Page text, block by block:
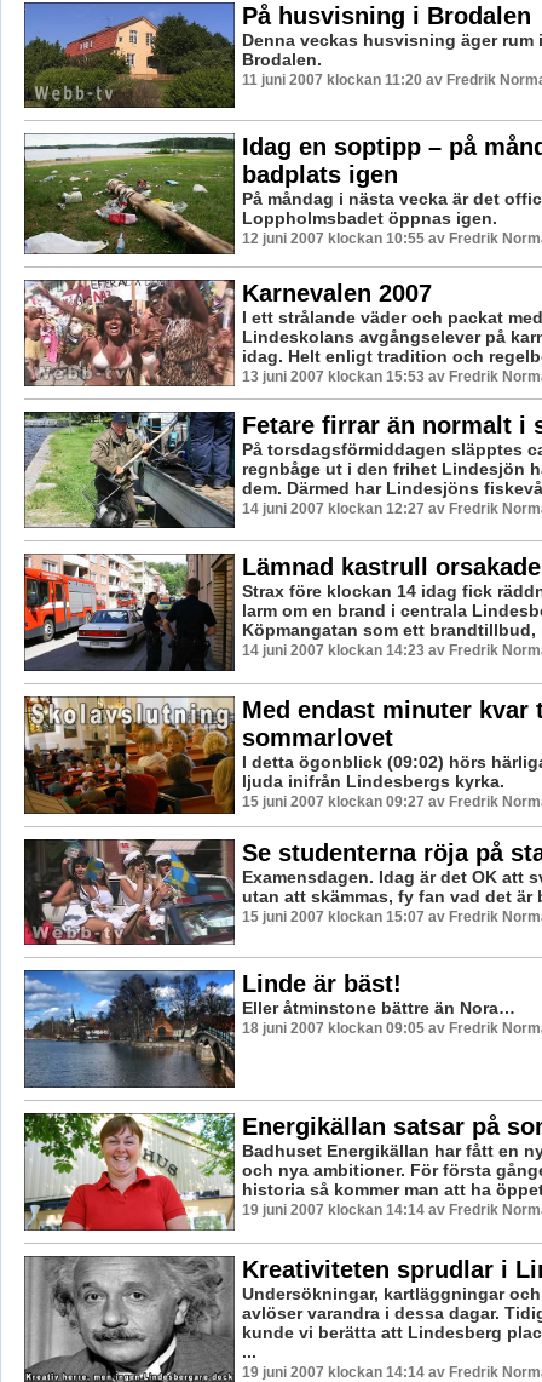
På husvisning i Brodalen
Denna veckas husvisning äger rum
Brodalen.
11 juni 2007 klockan 11:20 av Fredrik
Idag en soptipp – på
badplats igen
På måndag i nästa vecka är det
Loppholmsbadet öppnas igen.
12 juni 2007 klockan 10:55 av Fredrik
Karnevalen 2007
I ett strålande väder och packat
Lindeskolans avgångselever på
idag. Helt enligt tradition och
13 juni 2007 klockan 15:53 av Fredrik
Fetare firrar än normalt i
På torsdagsförmiddagen släpptes
regnbåge ut i den frihet Lindesjön
dem. Därmed har Lindesjöns
14 juni 2007 klockan 12:27 av Fredrik
Lämnad kastrull
Strax före klockan 14 idag fick
larm om en brand i centrala
Köpmangatan som ett brandtillbud,
14 juni 2007 klockan 14:23 av Fredrik
Med endast minuter kvar
sommarlovet
I detta ögonblick (09:02) hörs
ljuda inifrån Lindesbergs kyrka.
15 juni 2007 klockan 09:27 av Fredrik
Se studenterna röja på
Examensdagen. Idag är det OK att
utan att skämmas, fy fan vad det är
15 juni 2007 klockan 15:07 av Fredrik
Linde är bäst!
Eller åtminstone bättre än Nora…
18 juni 2007 klockan 09:05 av Fredrik
Energikällan satsar på
Badhuset Energikällan har fått en
och nya ambitioner. För första
historia så kommer man att ha
19 juni 2007 klockan 14:14 av Fredrik
Kreativiteten sprudlar i
Undersökningar, kartläggningar
avlöser varandra i dessa dagar.
kunde vi berätta att Lindesberg
...
19 juni 2007 klockan 14:14 av Fredrik